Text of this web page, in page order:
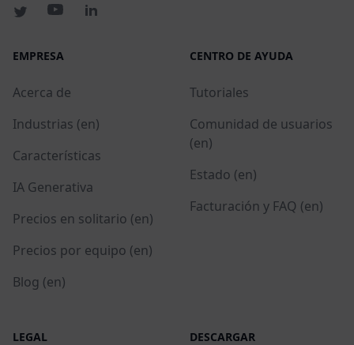
EMPRESA
Acerca de
Industrias (en)
Características
IA Generativa
Precios en solitario (en)
Precios por equipo (en)
Blog (en)
CENTRO DE AYUDA
Tutoriales
Comunidad de usuarios
(en)
Estado (en)
Facturación y FAQ (en)
LEGAL DESCARGAR